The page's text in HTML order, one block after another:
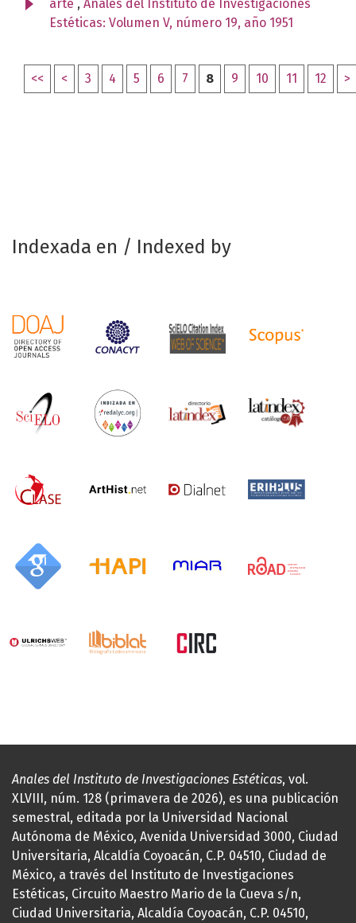
arte , Anales del Instituto de Investigaciones
Estéticas: Volumen V, número 19, año 1951
<< < 3 4 5 6 7 8 9 10 11 12 >
Indexada en / Indexed by
Anales del Instituto de Investigaciones Estéticas, vol.
XLVIII, núm. 128 (primavera de 2026), es una publicación
semestral, editada por la Universidad Nacional
Autónoma de México, Avenida Universidad 3000, Ciudad
Universitaria, Alcaldía Coyoacán, C.P. 04510, Ciudad de
México, a través del Instituto de Investigaciones
Estéticas, Circuito Maestro Mario de la Cueva s/n,
Ciudad Universitaria, Alcaldía Coyoacán, C.P. 04510,